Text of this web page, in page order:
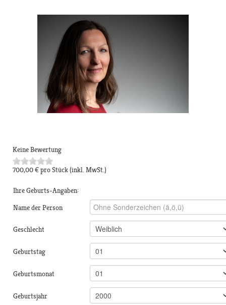
Keine Bewertung
700,00 €pro Stück(inkl. MwSt.)
Ihre Geburts-Angaben:
Name der Person
Geschlecht
Geburtstag
Geburtsmonat
Geburtsjahr